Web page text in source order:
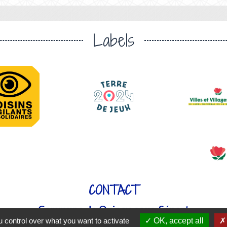
Labels
CONTACT
Commune de Quincy-sous-Sénart
5 rue de Combs la Ville
over what you want to activate OK, accept all